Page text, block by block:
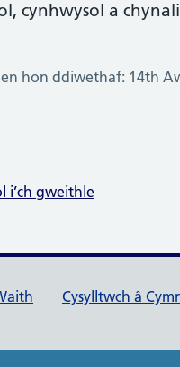
cynhwysol a
hon ddiwethaf: 14th
i’ch gweithle
Iach
Cysylltwch â